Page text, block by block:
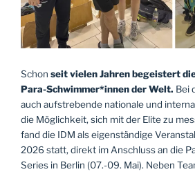
Schon seit vielen Jahren begeistert
Para-Schwimmer*innen der Welt. Bei
auch aufstrebende nationale und
die Möglichkeit, sich mit der Elite zu
fand die IDM als eigenständige
2026 statt, direkt im Anschluss an die
Series in Berlin (07.-09. Mai). Neben